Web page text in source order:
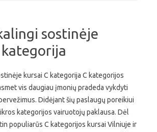
sostinėje
kategorija
kursai C kategorija C kategorijos
vis daugiau įmonių pradeda vykdyti
Didėjant šių paslaugų poreikiui
kategorijos vairuotojų paklausa. Dėl
populiarūs C kategorijos kursai Vilniuje ir